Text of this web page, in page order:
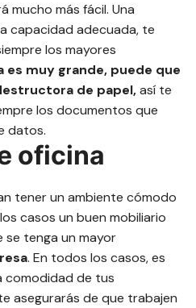
mucho más fácil. Una
capacidad adecuada, te
los mayores
es muy grande, puede que
de papel,así te
los documentos que
datos.
oficina
tener un ambiente cómodo
casos un buen mobiliario
se tenga un mayor
. En todos los casos, es
comodidad de tus
asegurarás de que trabajen